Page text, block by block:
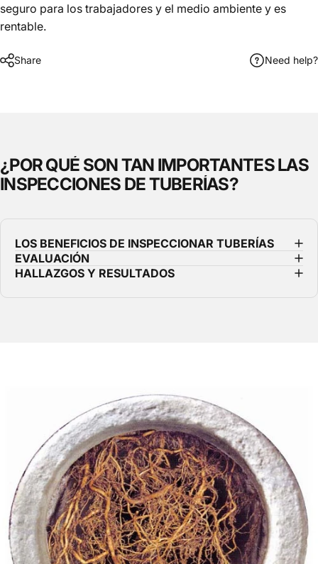
seguro para los trabajadores y el medio ambiente y es
rentable.
Share Need help?
¿PORQUÉ SONTAN IMPORTANTESLAS
INSPECCIONES DETUBERÍAS?
LOS BENEFICIOS DE INSPECCIONAR TUBERÍAS
EVALUACIÓN
HALLAZGOS Y RESULTADOS